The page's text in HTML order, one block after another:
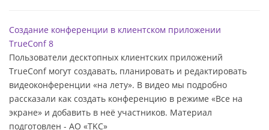
Создание конференции в клиентском приложении
TrueConf 8
Пользователи десктопных клиентских приложений
TrueConf могут создавать, планировать и редактировать
видеоконференции «на лету». В видео мы подробно
рассказали как создать конференцию в режиме «Все на
экране» и добавить в неё участников. Материал
подготовлен - АО «TKC»